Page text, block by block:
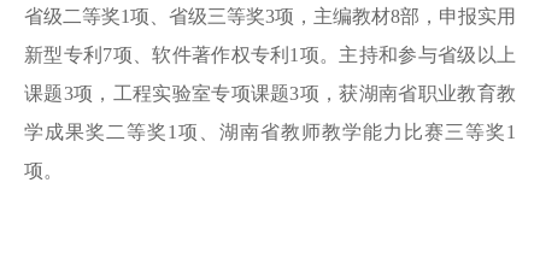
省级二等奖1项、省级三等奖3项，主编教材8部，申报实用
新型专利7项、软件著作权专利1项。主持和参与省级以上
课题3项，工程实验室专项课题3项，获湖南省职业教育教
学成果奖 二 等奖1项、湖南省教师教学能力比赛三等奖1
项。